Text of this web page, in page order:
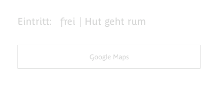
Eintritt: frei | Hut geht rum
Google Maps